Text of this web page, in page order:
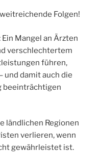
Folgen!
Mangel an Ärzten
verschlechtertem
führen,
und damit auch die
beeinträchtigen
ländlichen Regionen
verlieren, wenn
gewährleistet ist.